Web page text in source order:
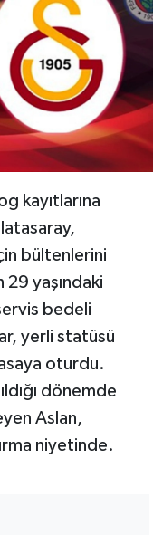
kayıtlarına
bültenlerini
29 yaşındaki
bedeli
yerli statüsü
oturdu.
dönemde
Aslan,
niyetinde.